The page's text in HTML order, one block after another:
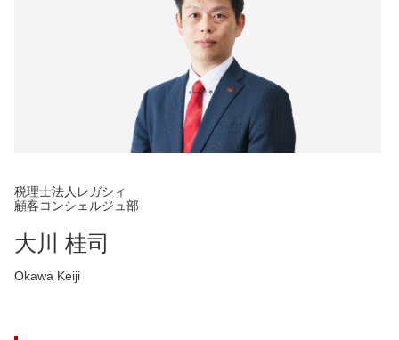
税理士法人レガシィ
顧客コンシェルジュ部
大川 桂司
Okawa Keiji